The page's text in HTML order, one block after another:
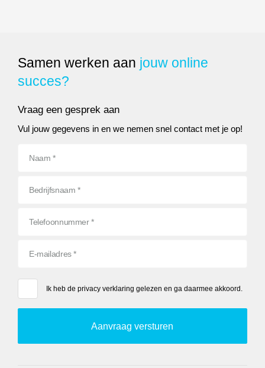
Samen werken aan jouw online
succes?
Vraag een gesprek aan
Vul jouw gegevens in en we nemen snel contact met je op!
Ik heb de privacy verklaring gelezen en ga daarmee akkoord.